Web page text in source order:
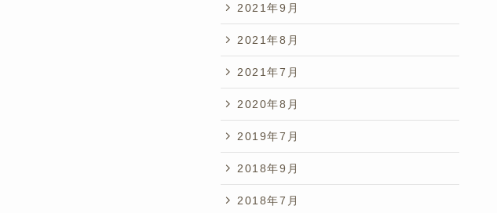
2021年9月
2021年8月
2021年7月
2020年8月
2019年7月
2018年9月
2018年7月